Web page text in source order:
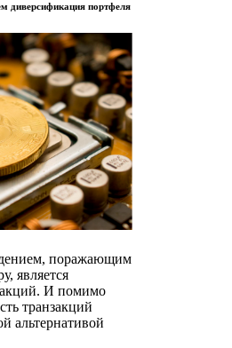
диверсификация портфеля
поражающим
является
И помимо
транзакций
альтернативой